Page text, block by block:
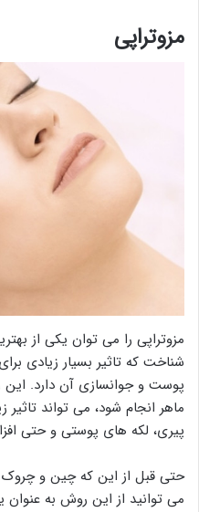
مزوتراپی
مزوتراپی را می توان یکی از
شناخت که تاثیر بسیار زیادی
پوست و جوانسازی آن دارد.
ماهر انجام شود، می تواند
پیری، لکه های پوستی و حتی
حتی قبل از این که چین و چروک
می توانید از این روش به